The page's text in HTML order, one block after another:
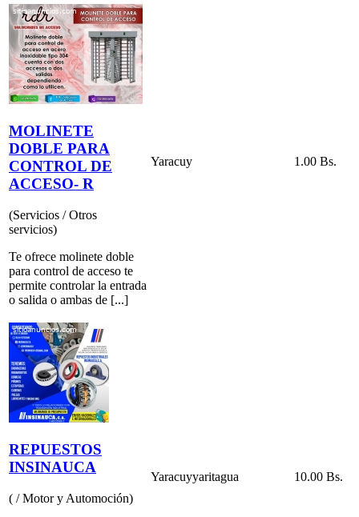
MOLINETE
DOBLE PARA
CONTROL DE
ACCESO- R
(Servicios / Otros
servicios)
Te ofrece molinete doble
para control de acceso te
permite controlar la entrada
o salida o ambas de [...]
Yaracuy 1.00 Bs.
REPUESTOS
INSINAUCA
( / Motor y Automoción)
Yaracuyyaritagua 10.00 Bs.